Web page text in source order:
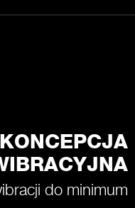
KONCEPCJA
do minimum